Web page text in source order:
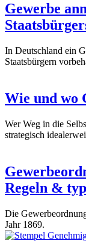
Gewerbe
In Deutschland ein
Staatsbürgern
Wie und wo
Wer Weg in die
strategisch
Regeln &
Die
Jahr 1869.